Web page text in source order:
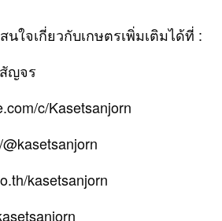
ใจเกี่ยวกับเกษตรเพิ่มเติมได้ที่ :
ญจร
c/Kasetsanjorn
kasetsanjorn